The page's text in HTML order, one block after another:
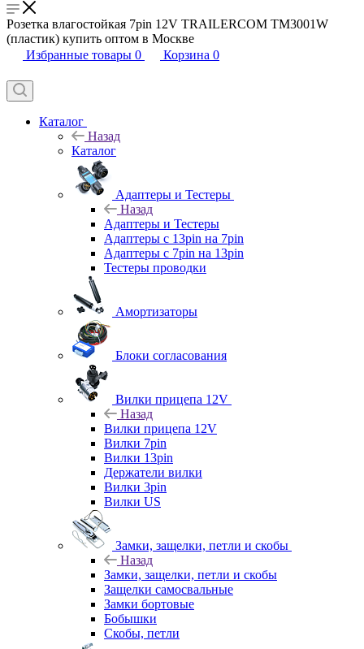
Розетка влагостойкая 7pin 12V TRAILERCOM TM3001W
(пластик) купить оптом в Москве
Избранные товары 0 Корзина 0
Каталог
Назад
Каталог
Адаптеры и Тестеры
Назад
Адаптеры и Тестеры
Адаптеры с 13pin на 7pin
Адаптеры с 7pin на 13pin
Тестеры проводки
Амортизаторы
Блоки согласования
Вилки прицепа 12V
Назад
Вилки прицепа 12V
Вилки 7pin
Вилки 13pin
Держатели вилки
Вилки 3pin
Вилки US
Замки, защелки, петли и скобы
Назад
Замки, защелки, петли и скобы
Защелки самосвальные
Замки бортовые
Бобышки
Скобы, петли